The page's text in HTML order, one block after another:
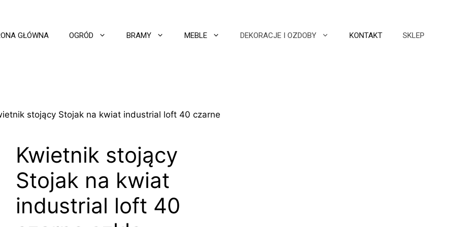
GŁÓWNA OGRÓD BRAMY MEBLE DEKORACJE I OZDOBY KONTAKT SKLEP
stojący Stojak na kwiat industrial loft 40 czarne
Kwietnik stojący
Stojak na kwiat
industrial loft 40